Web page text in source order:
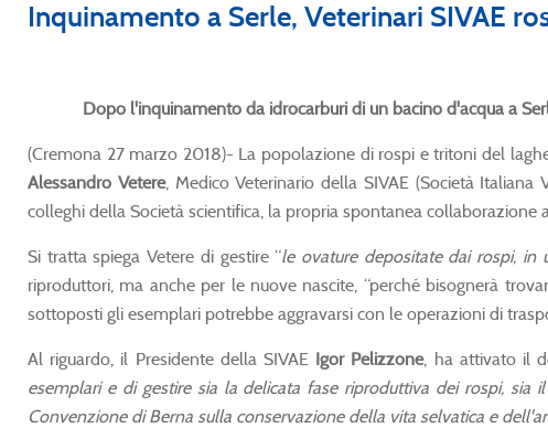
Inquinamento a Serle, Veterinari SIVAE
Dopo l'inquinamento da idrocarburi di un bacino d'acqua a
(Cremona 27 marzo 2018)- La popolazione di rospi e tritoni del
Alessandro Vetere, Medico Veterinario della SIVAE (Società
colleghi della Società scientifica, la propria spontanea collaborazione
Si tratta spiega Vetere di gestire “le ovature depositate dai rospi, in
riproduttori, ma anche per le nuove nascite, “perché bisognerà
sottoposti gli esemplari potrebbe aggravarsi con le operazioni di
Al riguardo, il Presidente della SIVAE Igor Pelizzone, ha attivato il
esemplari e di gestire sia la delicata fase riproduttiva dei rospi, sia
Convenzione di Berna sulla conservazione della vita selvatica e